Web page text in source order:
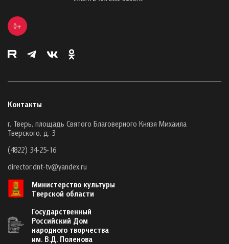
0+
Контакты
г. Тверь, площадь Святого Благоверного Князя Михаила
Тверского, д. 3
(4822) 34-25-16
director.dnt-tv@yandex.ru
Министерство культуры
Тверской области
Государственный
Российский Дом
народного творчества
им. В.Д. Поленова